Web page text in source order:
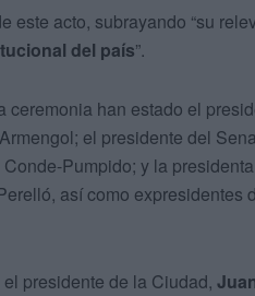
este acto, subrayando “su
del país”.
han estado el
el presidente del
Pumpido; y la
así como expresidentes
presidente de la Ciudad,